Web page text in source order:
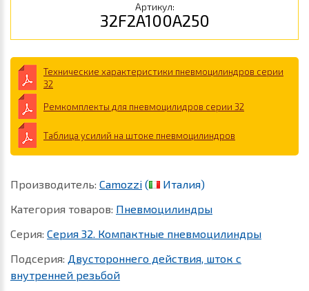
Артикул:
32F2A100A250
Технические характеристики пневмоцилиндров серии
32
Ремкомплекты для пневмоцилидров серии 32
Таблица усилий на штоке пневмоцилиндров
Производитель: Camozzi (
Италия)
Категория товаров: Пневмоцилиндры
Серия: Серия 32. Компактные пневмоцилиндры
Подсерия: Двустороннего действия, шток с
внутренней резьбой